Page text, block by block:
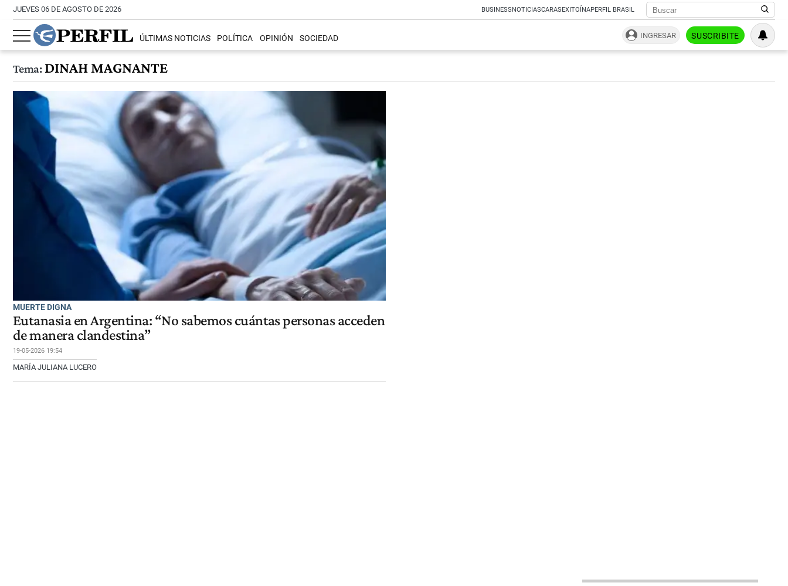
JUEVES 06 DE AGOSTO DE 2026 BUSINESSNOTICIASCARASEXITOÍNAPERFIL BRASIL
ÚLTIMAS NOTICIAS POLÍTICA OPINIÓN SOCIEDAD INGRESAR SUSCRIBITE
Tema:DINAH MAGNANTE
MUERTE DIGNA
Eutanasia en Argentina: “No sabemos cuántas personas acceden
de manera clandestina”
19-05-2026 19:54
MARÍA JULIANA LUCERO